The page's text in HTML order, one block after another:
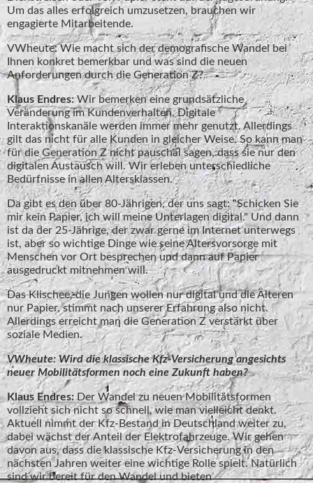
Um das alles erfolgreich umzusetzen, brauchen wir
engagierte Mitarbeitende.
VWheute: Wie macht sich der demografische Wandel bei
Ihnen konkret bemerkbar und was sind die neuen
Anforderungen durch die Generation Z?
Klaus Endres:Wir bemerken eine grundsätzliche
Veränderung im Kundenverhalten. Digitale
Interaktionskanäle werden immer mehr genutzt. Allerdings
gilt das nicht für alle Kunden in gleicher Weise. So kann man
für die Generation Z nicht pauschal sagen, dass sie nur den
digitalen Austausch will. Wir erleben unterschiedliche
Bedürfnisse in allen Altersklassen.
Da gibt es den über 80-Jährigen, der uns sagt: "Schicken Sie
mir kein Papier, ich will meine Unterlagen digital." Und dann
ist da der 25-Jährige, der zwar gerne im Internet unterwegs
ist, aber so wichtige Dinge wie seine Altersvorsorge mit
Menschen vor Ort besprechen und dann auf Papier
ausgedruckt mitnehmen will.
Das Klischee, die Jungen wollen nur digital und die Älteren
nur Papier, stimmt nach unserer Erfahrung also nicht.
Allerdings erreicht man die Generation Z verstärkt über
soziale Medien.
VWheute: Wird die klassische Kfz-Versicherung angesichts
neuer Mobilitätsformen noch eine Zukunft haben?
Klaus Endres:Der Wandel zu neuen Mobilitätsformen
vollzieht sich nicht so schnell, wie man vielleicht denkt.
Aktuell nimmt der Kfz-Bestand in Deutschland weiter zu,
dabei wächst der Anteil der Elektrofahrzeuge. Wir gehen
davon aus, dass die klassische Kfz-Versicherung in den
nächsten Jahren weiter eine wichtige Rolle spielt. Natürlich
sind wir bereit für den Wandel und bieten